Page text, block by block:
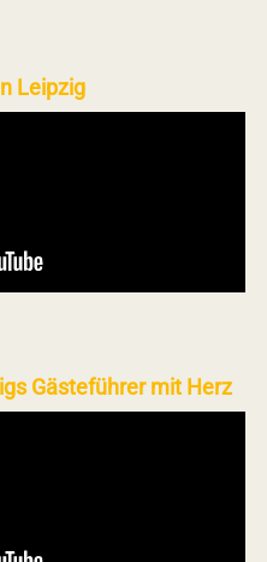
Leipzig
Gästeführer mit Herz